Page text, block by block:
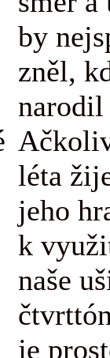
by
zněl,
léta
jeho
k
naše
je